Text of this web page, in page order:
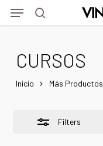
Skip
to
content
search
Menu
CURSOS
Inicio Más Productos
Filters
Menu